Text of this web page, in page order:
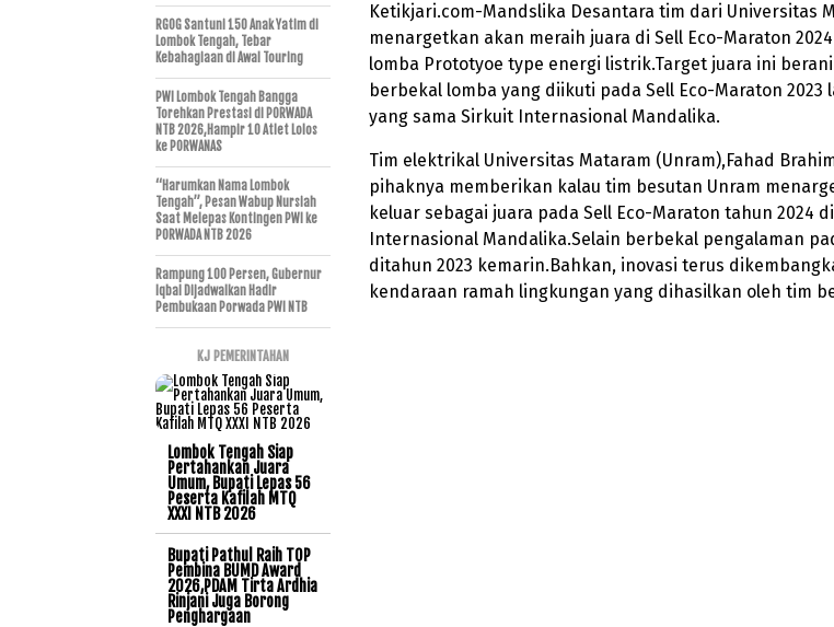
Ketikjari.com-Mandslika Desantara tim dari Universitas
menargetkan akan meraih juara di Sell Eco-Maraton
lomba Prototyoe type energi listrik.Target juara ini
berbekal lomba yang diikuti pada Sell Eco-Maraton 2023
yang sama Sirkuit Internasional Mandalika.
Tim elektrikal Universitas Mataram (Unram),Fahad
pihaknya memberikan kalau tim besutan Unram
keluar sebagai juara pada Sell Eco-Maraton tahun 2024
Internasional Mandalika.Selain berbekal pengalaman
ditahun 2023 kemarin.Bahkan, inovasi terus
kendaraan ramah lingkungan yang dihasilkan oleh tim
RGOG Santuni 150 Anak Yatim di
Lombok Tengah, Tebar
Kebahagiaan di Awal Touring
PWI Lombok Tengah Bangga
Torehkan Prestasi di PORWADA
NTB 2026,Hampir 10 Atlet Lolos
ke PORWANAS
“Harumkan Nama Lombok
Tengah”, Pesan Wabup Nursiah
Saat Melepas Kontingen PWI ke
PORWADA NTB 2026
Rampung 100 Persen, Gubernur
Iqbal Dijadwalkan Hadir
Pembukaan Porwada PWI NTB
KJ PEMERINTAHAN
Lombok Tengah Siap
Pertahankan Juara
Umum, Bupati Lepas 56
Peserta Kafilah MTQ
XXXI NTB 2026
Bupati Pathul Raih TOP
Pembina BUMD Award
2026,PDAM Tirta Ardhia
Rinjani Juga Borong
Penghargaan